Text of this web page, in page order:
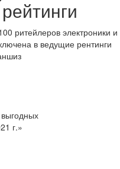
ритейлеров электроники и
в ведущие рентинги
г.»